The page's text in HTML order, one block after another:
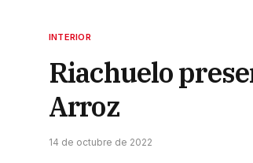
INTERIOR
Riachuelo
Arroz
14 de octubre de 2022